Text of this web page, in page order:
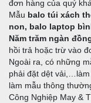
đơn hàng của quý
Mẫu balo túi xách
non, balo laptop
Năm trăm ngàn
hồi trả hoặc trừ vào
Ngoài ra, có những
phải đặt dệt
làm mẫu thông
Công Nghiệp May &